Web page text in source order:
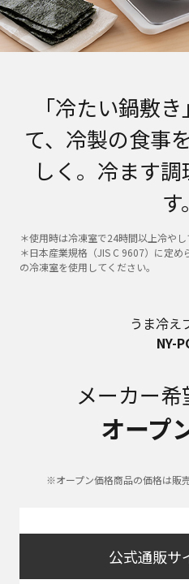
「冷たい鍋敷
て、冷製の食事
しく。冷ます
す。
＊使用時は冷凍室で24時間以上冷やし
＊日本産業規格（JIS C 9607）に定
の冷凍室を使用してください。
うま冷え
NY-
メーカー
オープ
※オープン価格商品の価格は販
公式通販サ